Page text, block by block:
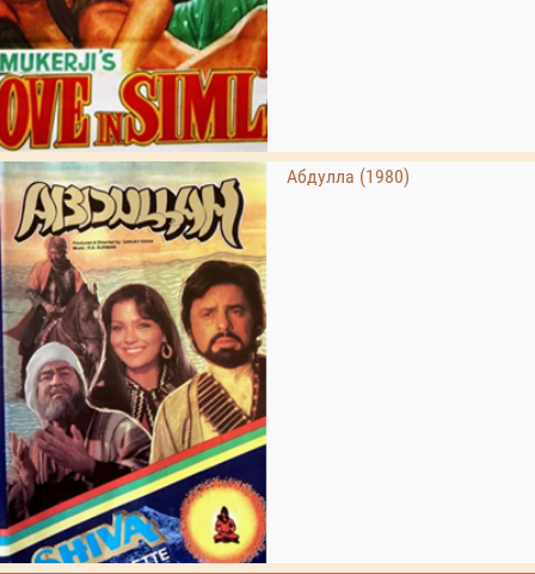
Абдулла (1980)